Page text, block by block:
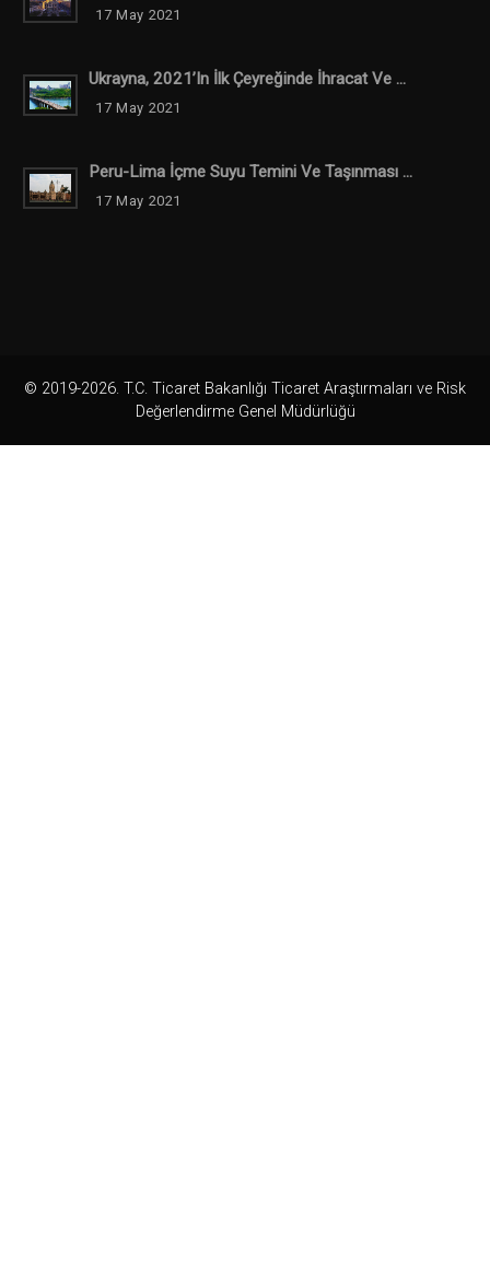
17 May 2021
Ukrayna, 2021’in İlk Çeyreğinde İhracat Ve ...
17 May 2021
Peru-Lima İçme Suyu Temini Ve Taşınması ...
17 May 2021
© 2019-2026. T.C. Ticaret Bakanlığı Ticaret Araştırmaları ve Risk
Değerlendirme Genel Müdürlüğü